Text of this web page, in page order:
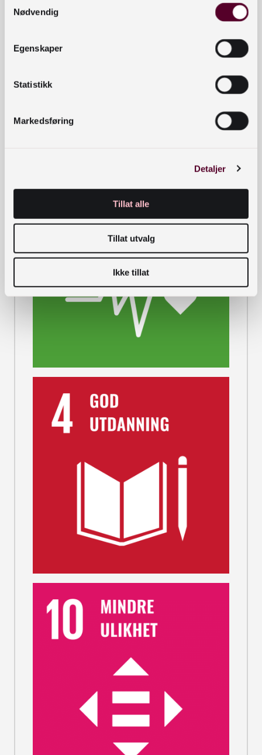
Nødvendig
Egenskaper
Statistikk
Markedsføring
Detaljer
Tillat alle
Tillat utvalg
Ikke tillat
eldresentre, ungdomsklubber, litteraturhus og